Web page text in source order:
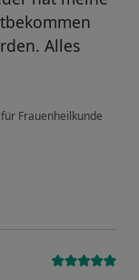
Alles
Frauenheilkunde